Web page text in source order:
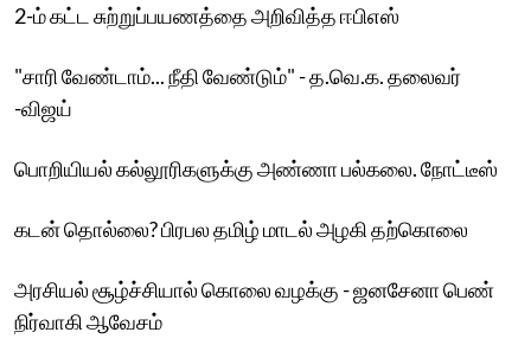
2-ம் கட்ட சுற்றுப்பயணத்தை அறிவித்த ஈபிஎஸ்
"சாரி வேண்டாம்... நீதி வேண்டும்" - த.வெ.க. தலைவர்
-விஜய்
பொறியியல் கல்லூரிகளுக்கு அண்ணா பல்கலை. நோட்டீஸ்
கடன் தொல்லை? பிரபல தமிழ் மாடல் அழகி தற்கொலை
அரசியல் சூழ்ச்சியால் கொலை வழக்கு - ஜனசேனா பெண்
நிர்வாகி ஆவேசம்